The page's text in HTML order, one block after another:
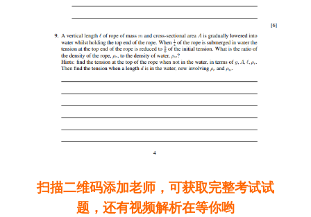
扫描二维码添加老师，可获取完整考试试
题，还有视频解析在等你哟